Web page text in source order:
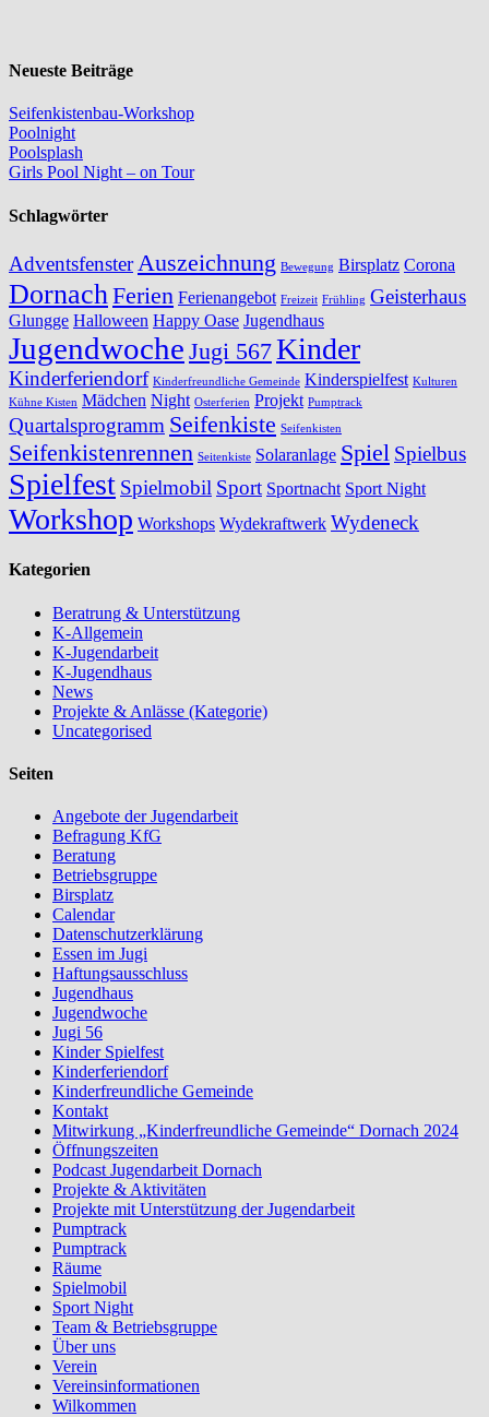
Neueste Beiträge
Seifenkistenbau-Workshop
Poolnight
Poolsplash
Girls Pool Night – on Tour
Schlagwörter
AdventsfensterAuszeichnung Bewegung Birsplatz Corona
DornachFerien Ferienangebot Freizeit Frühling Geisterhaus
Glungge Halloween Happy Oase Jugendhaus
Jugendwoche Jugi 567Kinder
Kinderferiendorf Kinderfreundliche Gemeinde Kinderspielfest Kulturen
Kühne Kisten Mädchen Night Osterferien Projekt Pumptrack
Quartalsprogramm Seifenkiste Seifenkisten
Seifenkistenrennen Seitenkiste Solaranlage Spiel Spielbus
Spielfest Spielmobil Sport Sportnacht Sport Night
Workshop Workshops Wydekraftwerk Wydeneck
Kategorien
Beratrung & Unterstützung
K-Allgemein
K-Jugendarbeit
K-Jugendhaus
News
Projekte & Anlässe (Kategorie)
Uncategorised
Seiten
Angebote der Jugendarbeit
Befragung KfG
Beratung
Betriebsgruppe
Birsplatz
Calendar
Datenschutzerklärung
Essen im Jugi
Haftungsausschluss
Jugendhaus
Jugendwoche
Jugi 56
Kinder Spielfest
Kinderferiendorf
Kinderfreundliche Gemeinde
Kontakt
Mitwirkung „Kinderfreundliche Gemeinde“ Dornach 2024
Öffnungszeiten
Podcast Jugendarbeit Dornach
Projekte & Aktivitäten
Projekte mit Unterstützung der Jugendarbeit
Pumptrack
Pumptrack
Räume
Spielmobil
Sport Night
Team & Betriebsgruppe
Über uns
Verein
Vereinsinformationen
Wilkommen